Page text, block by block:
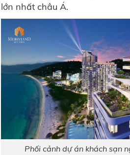
lớn nhất châu Á.
Phối cảnh dự án khách sạn